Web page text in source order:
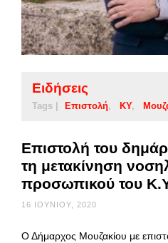
Ειδήσεις
Tags | Επιστολή ΚΥ
Επιστολή του
τη μετακίνηση
προσωπικού του
16 ΙΟΥΝΊΟΥ, 2020
Ο Δήμαρχος Μουζακίου με